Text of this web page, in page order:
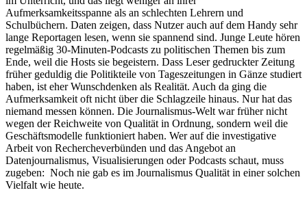
Aufmerksamkeitsspanne als an schlechten Lehrern und
Schulbüchern. Daten zeigen, dass Nutzer auch auf dem Handy sehr
lange Reportagen lesen, wenn sie spannend sind. Junge Leute hören
regelmäßig 30-Minuten-Podcasts zu politischen Themen bis zum
Ende, weil die Hosts sie begeistern. Dass Leser gedruckter Zeitung
früher geduldig die Politikteile von Tageszeitungen in Gänze studiert
haben, ist eher Wunschdenken als Realität. Auch da ging die
Aufmerksamkeit oft nicht über die Schlagzeile hinaus. Nur hat das
niemand messen können. Die Journalismus-Welt war früher nicht
wegen der Reichweite von Qualität in Ordnung, sondern weil die
Geschäftsmodelle funktioniert haben. Wer auf die investigative
Arbeit von Rechercheverbünden und das Angebot an
Datenjournalismus, Visualisierungen oder Podcasts schaut, muss
zugeben: Noch nie gab es im Journalismus Qualität in einer solchen
Vielfalt wie heute.